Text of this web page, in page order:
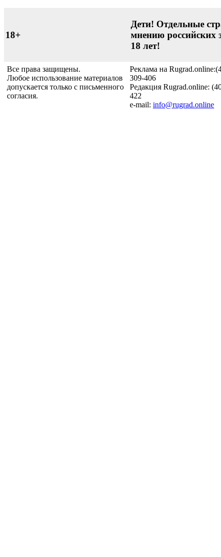
18+
Дети! Отдельные
мнению российских
18 лет!
Все права защищены.
Любое использование материалов
допускается только с письменного
согласия.
Реклама на
309-406
Редакция Rugrad.online:
422
e-mail: info@rugrad.online